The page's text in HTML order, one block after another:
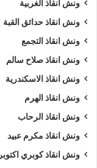
ونش انقاذ الغربية
ونش انقاذ حدائق القبة
ونش انقاذ التجمع
ونش انقاذ صلاح سالم
ونش انقاذ الاسكندرية
ونش انقاذ الهرم
ونش انقاذ الرحاب
ونش انقاذ مكرم عبيد
ونش انقاذ كوبري اكتوبر